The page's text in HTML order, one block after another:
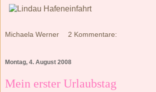
Michaela Werner 2 Kommentare:
Montag, 4. August 2008
Mein erster Urlaubstag